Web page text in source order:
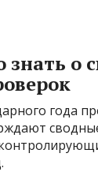
знать о
года